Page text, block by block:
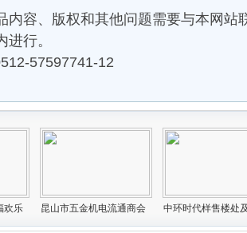
容、版权和其他问题需要与本网站
进行。
57597741-12